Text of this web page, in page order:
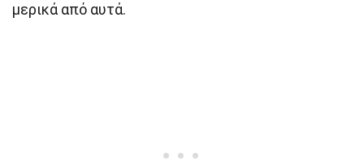
μερικά από αυτά.